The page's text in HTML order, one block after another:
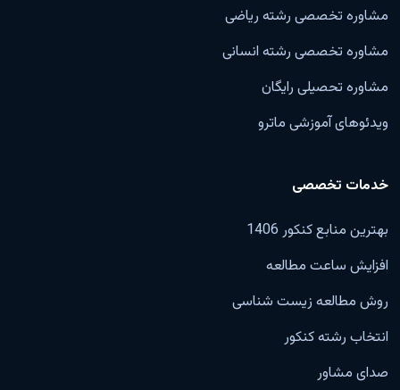
مشاوره تخصصی رشته ریاضی
مشاوره تخصصی رشته انسانی
مشاوره تحصیلی رایگان
ویدئوهای آموزشی ماترو
خدمات تخصصی
بهترین منابع کنکور 1406
افزایش ساعت مطالعه
روش مطالعه زیست شناسی
انتخاب رشته کنکور
صدای مشاور